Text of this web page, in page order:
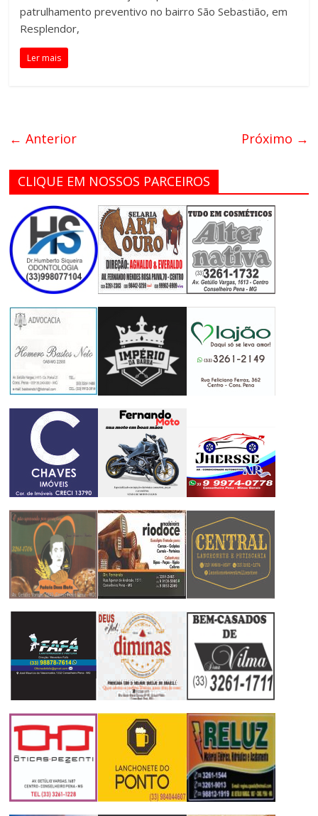
patrulhamento preventivo no bairro São Sebastião, em
Resplendor,
Ler mais
← Anterior Próximo →
CLIQUE EM NOSSOS PARCEIROS